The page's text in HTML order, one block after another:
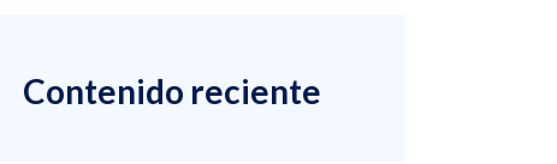
Contenido reciente